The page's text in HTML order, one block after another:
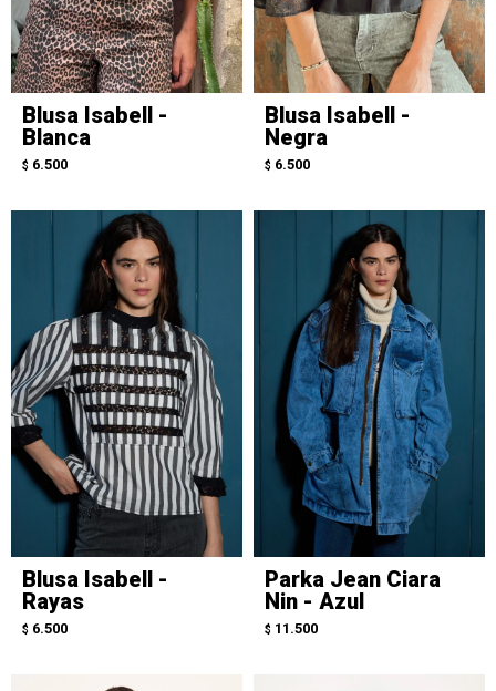
Blusa Isabell -
Blanca
$ 6.500
Blusa Isabell -
Negra
$ 6.500
Blusa Isabell -
Rayas
$ 6.500
Parka Jean Ciara
Nin - Azul
$ 11.500